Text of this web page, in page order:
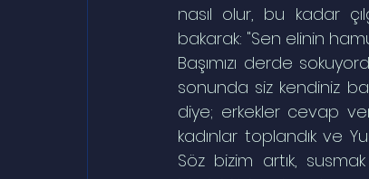
nasıl olur, bu kadar
bakarak: "Sen elinin
Başımızı derde
sonunda siz kendiniz
diye; erkekler cevap
kadınlar toplandık ve
Söz bizim artık, susmak